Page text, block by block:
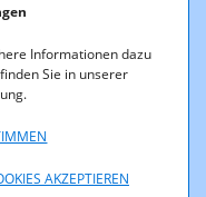
Informationen dazu
Sie in unserer
AKZEPTIEREN
insbesondere dann
um eine
wird, wenn in
temporär (noch) nicht
Hinblick auf das